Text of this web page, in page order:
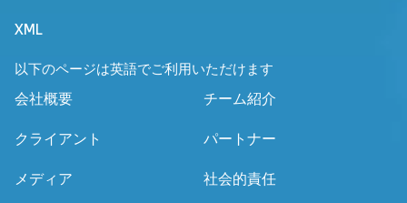
XML
以下のページは英語でご利用いただけます
会社概要
チーム紹介
クライアント パートナー
メディア 社会的責任